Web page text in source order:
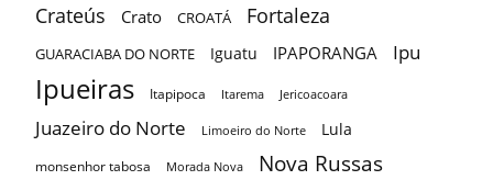
Crateús Crato CROATÁ Fortaleza
GUARACIABA DO NORTE Iguatu IPAPORANGA Ipu
Ipueiras Itapipoca Itarema Jericoacoara
Juazeiro do Norte Limoeiro do Norte Lula
monsenhor tabosa Morada Nova Nova Russas